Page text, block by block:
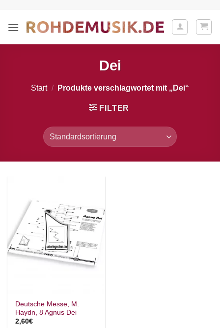
springen
Dei
Start / Produkte verschlagwortet mit „Dei“
FILTER
Deutsche Messe, M.
Haydn, 8 Agnus Dei
2,60€